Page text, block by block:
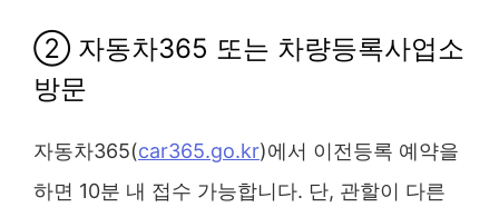
② 자동차365 또는 차량등록사업소
방문
자동차365(car365.go.kr)에서 이전등록 예약을
하면 10분 내 접수 가능합니다. 단, 관할이 다른